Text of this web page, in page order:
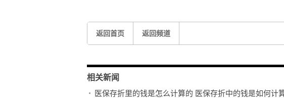
返回首页 返回频道
相关新闻
医保存折里的钱是怎么计算的 医保存折中的钱是如何计